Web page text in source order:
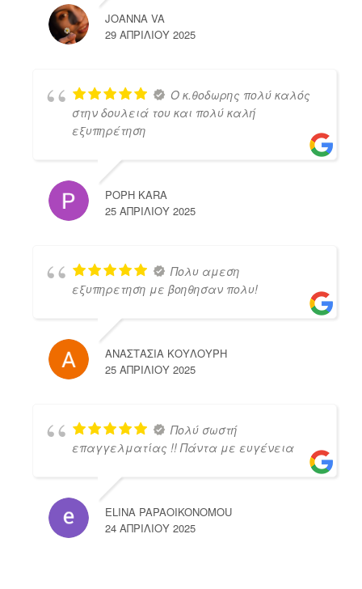
JOANNA VA
29 ΑΠΡΙΛΊΟΥ 2025
Ο κ.θοδωρης πολύ καλός
στην δουλειά του και πολύ καλή
εξυπηρέτηση
POPH KARA
25 ΑΠΡΙΛΊΟΥ 2025
Πολυ αμεση
εξυπηρετηση με βοηθησαν πολυ!
ΑΝΑΣΤΑΣΙΑ ΚΟΥΛΟΥΡΗ
25 ΑΠΡΙΛΊΟΥ 2025
Πολύ σωστή
επαγγελματίας !! Πάντα με ευγένεια
ELINA PAPAOIKONOMOU
24 ΑΠΡΙΛΊΟΥ 2025